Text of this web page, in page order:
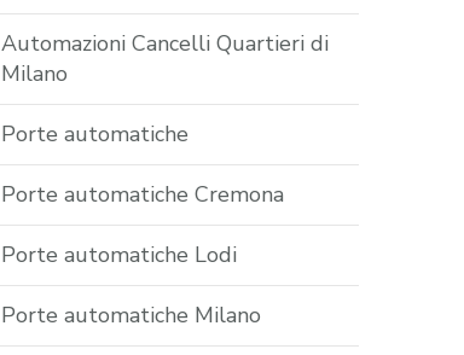
Automazioni Cancelli Quartieri di
Milano
Porte automatiche
Porte automatiche Cremona
Porte automatiche Lodi
Porte automatiche Milano